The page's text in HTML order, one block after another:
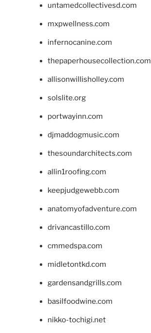
untamedcollectivesd.com
mxpwellness.com
infernocanine.com
thepaperhousecollection.com
allisonwillisholley.com
solslite.org
portwayinn.com
djmaddogmusic.com
thesoundarchitects.com
allin1roofing.com
keepjudgewebb.com
anatomyofadventure.com
drivancastillo.com
cmmedspa.com
midletontkd.com
gardensandgrills.com
basilfoodwine.com
nikko-tochigi.net